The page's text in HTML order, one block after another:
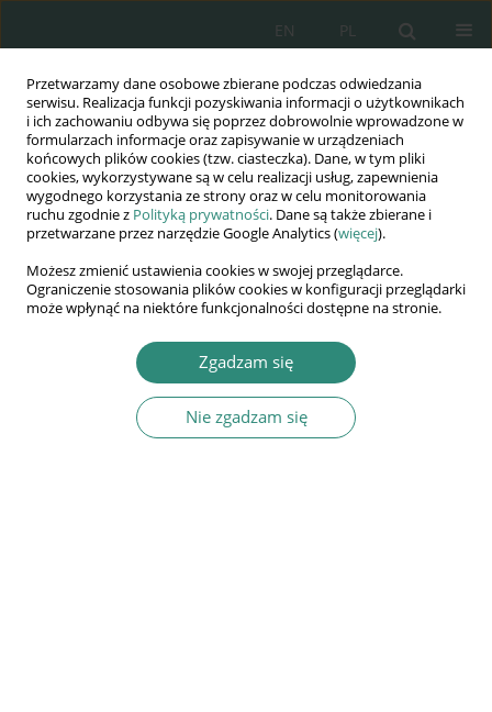
Przetwarzamy dane osobowe zbierane podczas odwiedzania
serwisu. Realizacja funkcji pozyskiwania informacji o użytkownikach
i ich zachowaniu odbywa się poprzez dobrowolnie wprowadzone w
formularzach informacje oraz zapisywanie w urządzeniach
końcowych plików cookies (tzw. ciasteczka). Dane, w tym pliki
cookies, wykorzystywane są w celu realizacji usług, zapewnienia
wygodnego korzystania ze strony oraz w celu monitorowania
ruchu zgodnie z Polityką prywatności. Dane są także zbierane i
przetwarzane przez narzędzie Google Analytics (więcej).
Możesz zmienić ustawienia cookies w swojej przeglądarce.
Ograniczenie stosowania plików cookies w konfiguracji przeglądarki
może wpłynąć na niektóre funkcjonalności dostępne na stronie.
Zgadzam się
Nie zgadzam się
PL
EN
Wydawnictwo
AWSGE
Akademia Nauk Stosowanych
WSGE
im. Alcide De Gasperi
Suzan Reyadh
TELEWIZJA W ŻYCIU OSÓB STARSZYCH